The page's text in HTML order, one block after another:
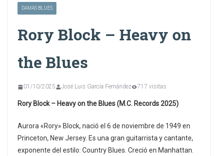
DAMAS BLUES
Rory Block – Heavy on
the Blues
01/10/2025 José Luis García Fernández 717 visitas
Rory Block – Heavy on the Blues (M.C. Records 2025)
Aurora «Rory» Block, nació el 6 de noviembre de 1949 en
Princeton, New Jersey. Es una gran guitarrista y cantante,
exponente del estilo: Country Blues. Creció en Manhattan.